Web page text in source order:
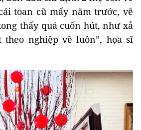
toan cũ mấy năm trước, vẽ
thấy quá cuốn hút, như xả
theo nghiệp vẽ luôn”, họa sĩ